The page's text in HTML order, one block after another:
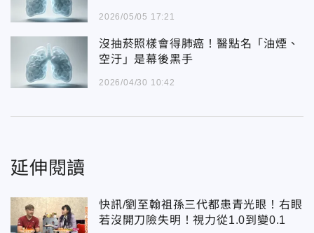
2026/05/05 17:21
沒抽菸照樣會得肺癌！醫點名「油煙、
空汙」是幕後黑手
2026/04/30 10:42
延伸閱讀
快訊/劉至翰祖孫三代都患青光眼！右眼
若沒開刀險失明！視力從1.0到變0.1